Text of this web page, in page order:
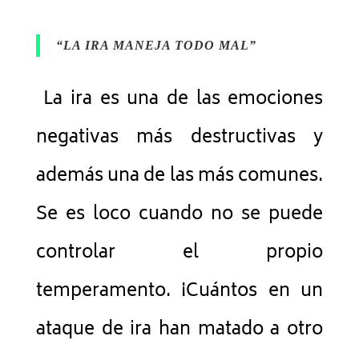
“LA IRA MANEJA TODO MAL”
La ira es una de las emociones
negativas más destructivas y
además una de las más comunes.
Se es loco cuando no se puede
controlar el propio
temperamento. ¡Cuántos en un
ataque de ira han matado a otro